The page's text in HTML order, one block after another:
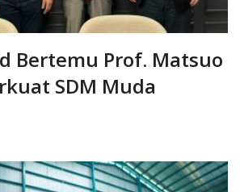
Bertemu Prof. Matsuo
SDM Muda